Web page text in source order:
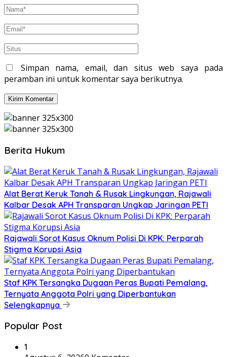
Simpan nama, email, dan situs web saya pada
peramban ini untuk komentar saya berikutnya.
Berita Hukum
Alat Berat Keruk Tanah & Rusak Lingkungan, Rajawali
Kalbar Desak APH Transparan Ungkap Jaringan PETI
Rajawali Sorot Kasus Oknum Polisi Di KPK: Perparah
Stigma Korupsi Asia
Staf KPK Tersangka Dugaan Peras Bupati Pemalang,
Ternyata Anggota Polri yang Diperbantukan
Selengkapnya
Popular Post
1